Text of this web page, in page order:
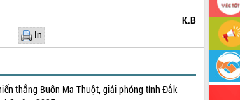
K.B
In
thắng Buôn Ma Thuột, giải phóng tỉnh Đắk